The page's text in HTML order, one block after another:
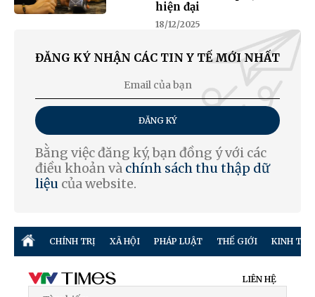
hiện đại
18/12/2025
ĐĂNG KÝ NHẬN CÁC TIN Y TẾ MỚI NHẤT
ĐĂNG KÝ
Bằng việc đăng ký, bạn đồng ý với các
điều khoản và chính sách thu thập dữ
liệu của website.
CHÍNH TRỊ XÃ HỘI PHÁP LUẬT THẾ GIỚI KINH TẾ
LIÊN HỆ